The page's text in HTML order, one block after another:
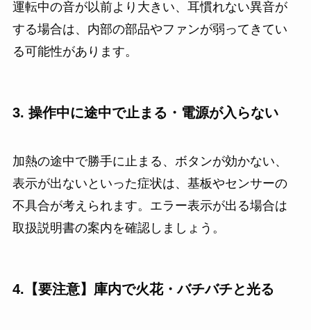
運転中の音が以前より大きい、耳慣れない異音が
する場合は、内部の部品やファンが弱ってきてい
る可能性があります。
3. 操作中に途中で止まる・電源が入らない
加熱の途中で勝手に止まる、ボタンが効かない、
表示が出ないといった症状は、基板やセンサーの
不具合が考えられます。エラー表示が出る場合は
取扱説明書の案内を確認しましょう。
4.【要注意】庫内で火花・バチバチと光る